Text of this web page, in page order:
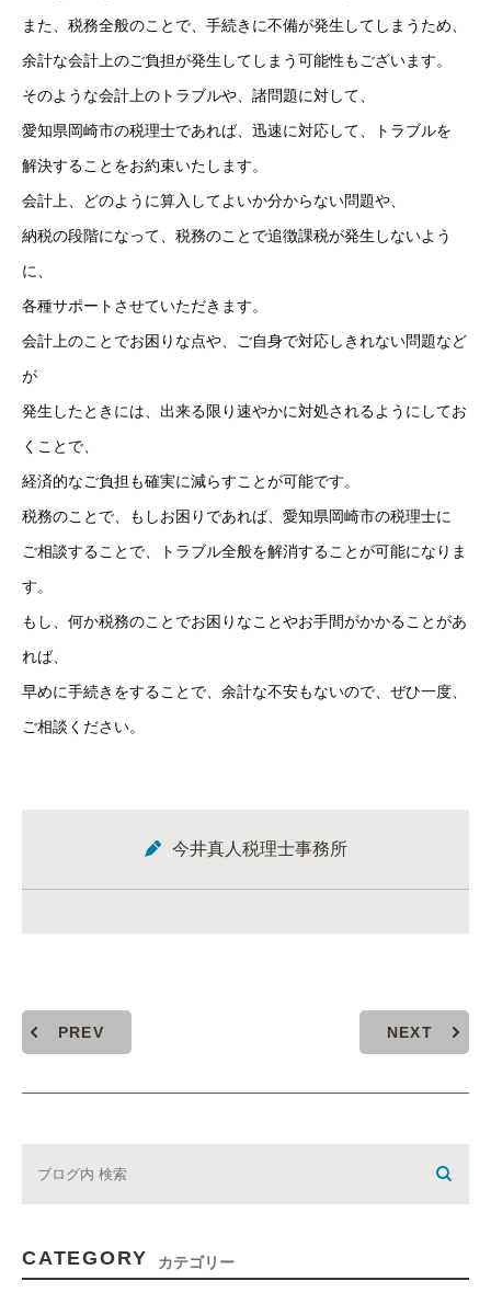
また、税務全般のことで、手続きに不備が発生してしまうため、
余計な会計上のご負担が発生してしまう可能性もございます。
そのような会計上のトラブルや、諸問題に対して、
愛知県岡崎市の税理士であれば、迅速に対応して、トラブルを
解決することをお約束いたします。
会計上、どのように算入してよいか分からない問題や、
納税の段階になって、税務のことで追徴課税が発生しないよう
に、
各種サポートさせていただきます。
会計上のことでお困りな点や、ご自身で対応しきれない問題など
が
発生したときには、出来る限り速やかに対処されるようにしてお
くことで、
経済的なご負担も確実に減らすことが可能です。
税務のことで、もしお困りであれば、愛知県岡崎市の税理士に
ご相談することで、トラブル全般を解消することが可能になりま
す。
もし、何か税務のことでお困りなことやお手間がかかることがあ
れば、
早めに手続きをすることで、余計な不安もないので、ぜひ一度、
ご相談ください。
今井真人税理士事務所
PREV NEXT
CATEGORY カテゴリー